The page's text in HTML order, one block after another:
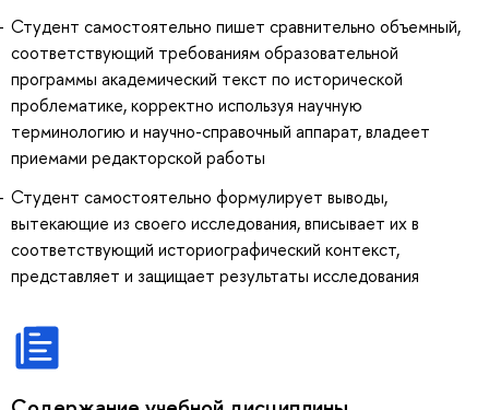
Студент самостоятельно пишет сравнительно объемный,
соответствующий требованиям образовательной
программы академический текст по исторической
проблематике, корректно используя научную
терминологию и научно-справочный аппарат, владеет
приемами редакторской работы
Студент самостоятельно формулирует выводы,
вытекающие из своего исследования, вписывает их в
соответствующий историографический контекст,
представляет и защищает результаты исследования